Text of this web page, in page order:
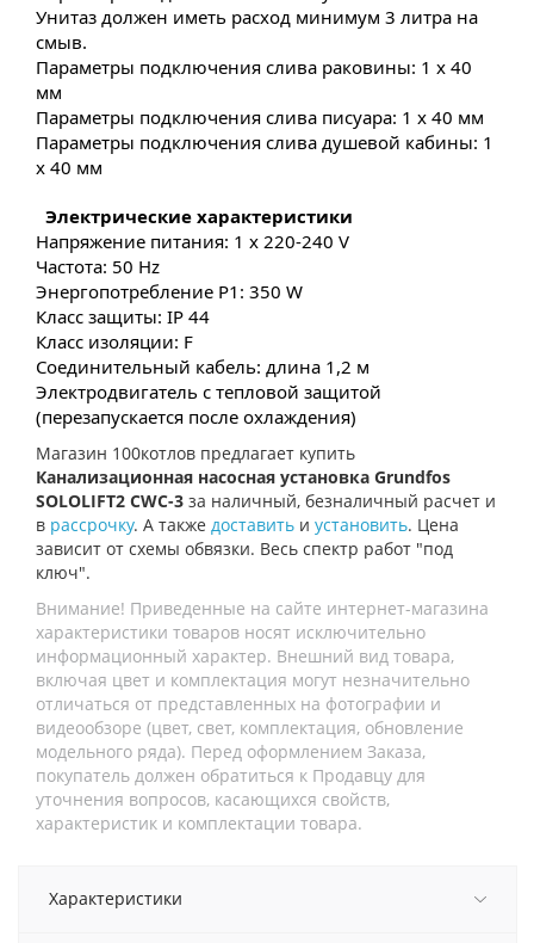
Унитаз должен иметь расход минимум 3 литра на
смыв.
Параметры подключения слива раковины: 1 x 40
мм
Параметры подключения слива писуара: 1 x 40 мм
Параметры подключения слива душевой кабины: 1
x 40 мм
Электрические характеристики
Напряжение питания: 1 x 220-240 V
Частота: 50 Hz
Энергопотребление P1: 350 W
Класс защиты: IP 44
Класс изоляции: F
Соединительный кабель: длина 1,2 м
Электродвигатель с тепловой защитой
(перезапускается после охлаждения)
Магазин 100котлов предлагает купить
Канализационная насосная установка Grundfos
SOLOLIFT2 CWC-3 за наличный, безналичный расчет и
в рассрочку. А также доставить и установить. Цена
зависит от схемы обвязки. Весь спектр работ "под
ключ".
Внимание! Приведенные на сайте интернет-магазина
характеристики товаров носят исключительно
информационный характер. Внешний вид товара,
включая цвет и комплектация могут незначительно
отличаться от представленных на фотографии и
видеообзоре (цвет, свет, комплектация, обновление
модельного ряда). Перед оформлением Заказа,
покупатель должен обратиться к Продавцу для
уточнения вопросов, касающихся свойств,
характеристик и комплектации товара.
Характеристики